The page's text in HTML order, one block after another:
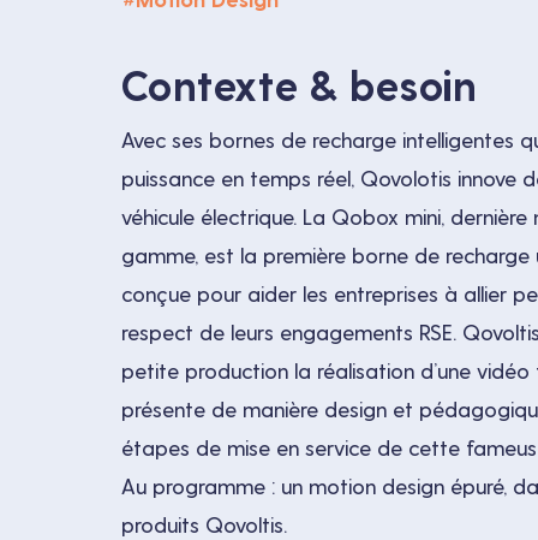
Contexte & besoin
Avec ses bornes de recharge intelligentes
puissance en temps réel, Qovolotis innove
véhicule électrique. La Qobox mini, dernière
gamme, est la première borne de
conçue pour aider les entreprises à allier
respect de leurs engagements RSE.
petite production la réalisation d’une vidéo
présente de manière design et
étapes de mise en service de cette
Au programme : un motion design épuré,
produits Qovoltis.